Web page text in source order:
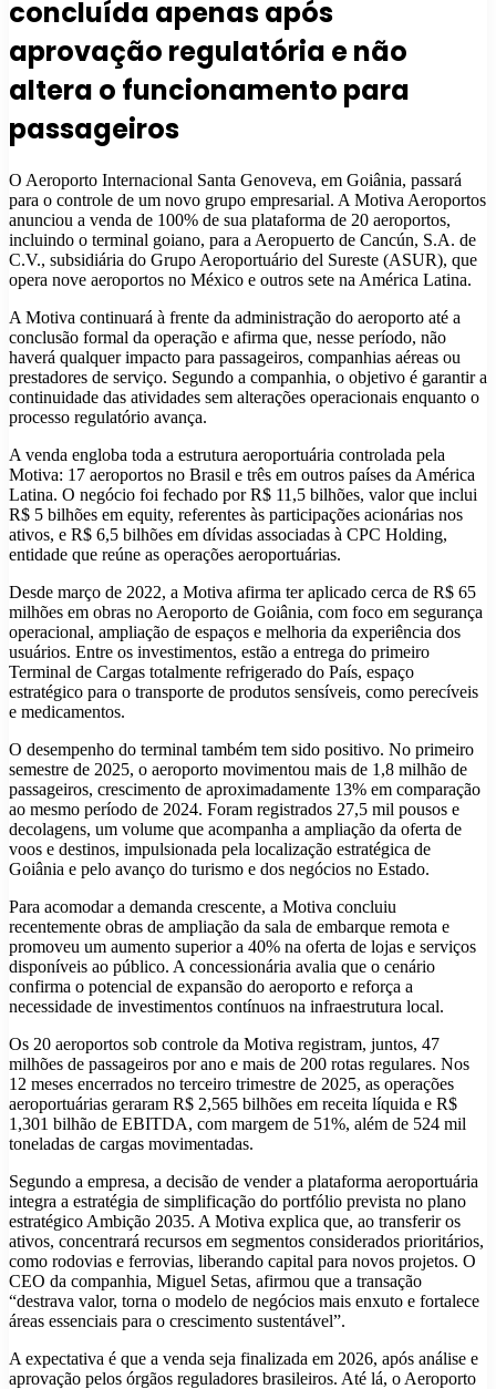
concluída apenas após
aprovação regulatória e não
altera o funcionamento para
passageiros
O Aeroporto Internacional Santa Genoveva, em Goiânia, passará
para o controle de um novo grupo empresarial. A Motiva Aeroportos
anunciou a venda de 100% de sua plataforma de 20 aeroportos,
incluindo o terminal goiano, para a Aeropuerto de Cancún, S.A. de
C.V., subsidiária do Grupo Aeroportuário del Sureste (ASUR), que
opera nove aeroportos no México e outros sete na América Latina.
A Motiva continuará à frente da administração do aeroporto até a
conclusão formal da operação e afirma que, nesse período, não
haverá qualquer impacto para passageiros, companhias aéreas ou
prestadores de serviço. Segundo a companhia, o objetivo é garantir a
continuidade das atividades sem alterações operacionais enquanto o
processo regulatório avança.
A venda engloba toda a estrutura aeroportuária controlada pela
Motiva: 17 aeroportos no Brasil e três em outros países da América
Latina. O negócio foi fechado por R$ 11,5 bilhões, valor que inclui
R$ 5 bilhões em equity, referentes às participações acionárias nos
ativos, e R$ 6,5 bilhões em dívidas associadas à CPC Holding,
entidade que reúne as operações aeroportuárias.
Desde março de 2022, a Motiva afirma ter aplicado cerca de R$ 65
milhões em obras no Aeroporto de Goiânia, com foco em segurança
operacional, ampliação de espaços e melhoria da experiência dos
usuários. Entre os investimentos, estão a entrega do primeiro
Terminal de Cargas totalmente refrigerado do País, espaço
estratégico para o transporte de produtos sensíveis, como perecíveis
e medicamentos.
O desempenho do terminal também tem sido positivo. No primeiro
semestre de 2025, o aeroporto movimentou mais de 1,8 milhão de
passageiros, crescimento de aproximadamente 13% em comparação
ao mesmo período de 2024. Foram registrados 27,5 mil pousos e
decolagens, um volume que acompanha a ampliação da oferta de
voos e destinos, impulsionada pela localização estratégica de
Goiânia e pelo avanço do turismo e dos negócios no Estado.
Para acomodar a demanda crescente, a Motiva concluiu
recentemente obras de ampliação da sala de embarque remota e
promoveu um aumento superior a 40% na oferta de lojas e serviços
disponíveis ao público. A concessionária avalia que o cenário
confirma o potencial de expansão do aeroporto e reforça a
necessidade de investimentos contínuos na infraestrutura local.
Os 20 aeroportos sob controle da Motiva registram, juntos, 47
milhões de passageiros por ano e mais de 200 rotas regulares. Nos
12 meses encerrados no terceiro trimestre de 2025, as operações
aeroportuárias geraram R$ 2,565 bilhões em receita líquida e R$
1,301 bilhão de EBITDA, com margem de 51%, além de 524 mil
toneladas de cargas movimentadas.
Segundo a empresa, a decisão de vender a plataforma aeroportuária
integra a estratégia de simplificação do portfólio prevista no plano
estratégico Ambição 2035. A Motiva explica que, ao transferir os
ativos, concentrará recursos em segmentos considerados prioritários,
como rodovias e ferrovias, liberando capital para novos projetos. O
CEO da companhia, Miguel Setas, afirmou que a transação
“destrava valor, torna o modelo de negócios mais enxuto e fortalece
áreas essenciais para o crescimento sustentável”.
A expectativa é que a venda seja finalizada em 2026, após análise e
aprovação pelos órgãos reguladores brasileiros. Até lá, o Aeroporto